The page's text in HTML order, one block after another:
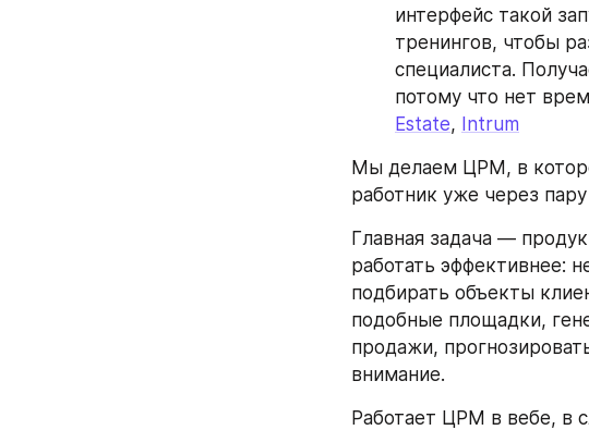
интерфейс такой
тренингов, чтобы
специалиста.
потому что нет
Estate, Intrum
Мы делаем ЦРМ, в
работник уже через
Главная задача —
работать эффективнее:
подбирать объекты
подобные площадки,
продажи,
внимание.
Работает ЦРМ в вебе, в